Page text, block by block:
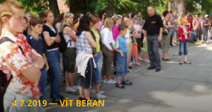
4.7.2019 ― VÍT BERAN